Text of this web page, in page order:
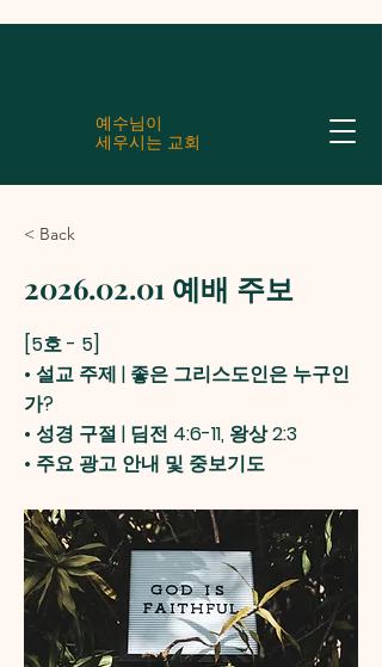
예수님이
세우시는 교회
< Back
2026.02.01 예배 주보
[5호 - 5]
• 설교 주제 | 좋은 그리스도인은 누구인
가?
• 성경 구절 | 딤전 4:6-11, 왕상 2:3
• 주요 광고 안내 및 중보기도